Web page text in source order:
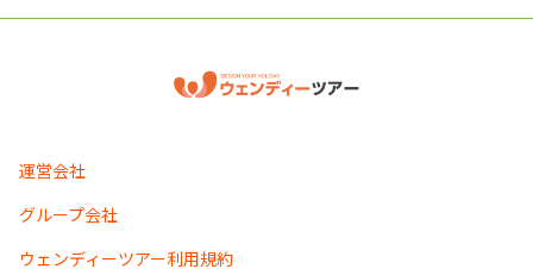
運営会社
グループ会社
ウェンディーツアー利用規約